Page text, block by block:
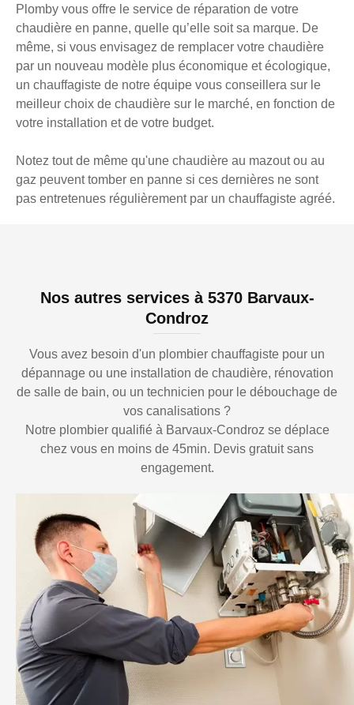
Plomby vous offre le service de réparation de votre
chaudière en panne, quelle qu’elle soit sa marque. De
même, si vous envisagez de remplacer votre chaudière
par un nouveau modèle plus économique et écologique,
un chauffagiste de notre équipe vous conseillera sur le
meilleur choix de chaudière sur le marché, en fonction de
votre installation et de votre budget.
Notez tout de même qu'une chaudière au mazout ou au
gaz peuvent tomber en panne si ces dernières ne sont
pas entretenues régulièrement par un chauffagiste agréé.
Nos autres services à 5370 Barvaux-
Condroz
Vous avez besoin d'un plombier chauffagiste pour un
dépannage ou une installation de chaudière, rénovation
de salle de bain, ou un technicien pour le débouchage de
vos canalisations ?
Notre plombier qualifié à Barvaux-Condroz se déplace
chez vous en moins de 45min. Devis gratuit sans
engagement.